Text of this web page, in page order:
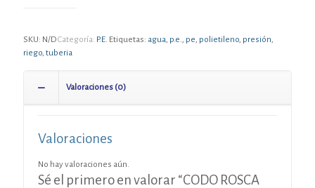
SKU: N/DCategoría: P.E. Etiquetas: agua, p.e., pe, polietileno, presión,
riego, tuberia
Valoraciones (0)
Valoraciones
No hay valoraciones aún.
Sé el primero en valorar “CODO ROSCA